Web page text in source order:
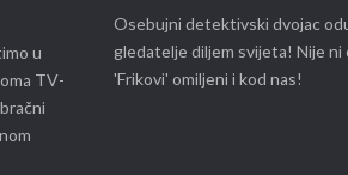
u
TV-
Osebujni detektivski dvojac
gledatelje diljem svijeta! Nije ni
'Frikovi' omiljeni i kod nas!